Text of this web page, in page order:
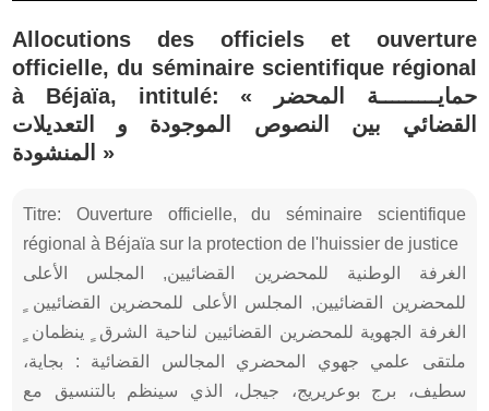
Allocutions des officiels et ouverture
officielle, du séminaire scientifique régional
à Béjaïa, intitulé: « حمايـــــــــة المحضر
القضائي بين النصوص الموجودة و التعديلات
المنشودة »
Titre: Ouverture officielle, du séminaire scientifique
régional à Béjaïa sur la protection de l'huissier de justice
الغرفة الوطنية للمحضرين القضائيين, المجلس الأعلى
للمحضرين القضائيين, المجلس الأعلى للمحضرين القضائيين ٍ
الغرفة الجهوية للمحضرين القضائيين لناحية الشرق ٍ ينظمان ٍ
ملتقى علمي جهوي المحضري المجالس القضائية : بجاية،
سطيف، برج بوعريريج، جيجل، الذي سينظم بالتنسيق مع